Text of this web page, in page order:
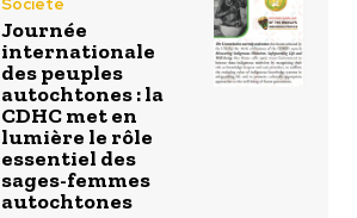
Société
Journée
internationale
des peuples
autochtones : la
CDHC met en
lumière le rôle
essentiel des
sages-femmes
autochtones